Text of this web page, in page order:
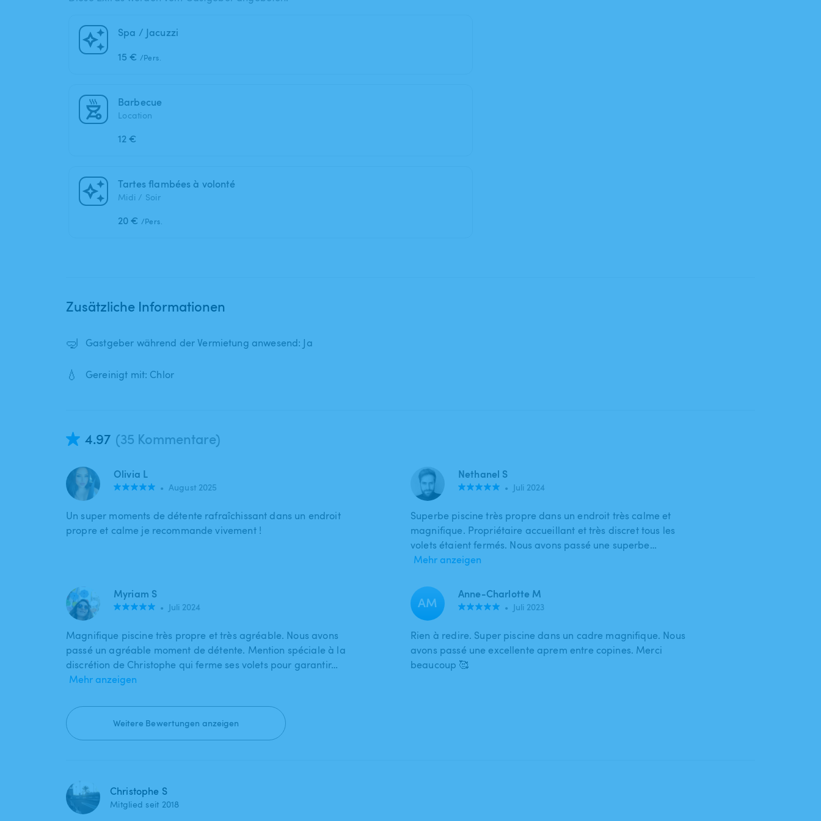
Spa / Jacuzzi
15 € /Pers.
Barbecue
Location
12 €
Tartes flambées à volonté
Midi / Soir
20 € /Pers.
Zusätzliche Informationen
🤿 Gastgeber während der Vermietung anwesend: Ja
💧 Gereinigt mit: Chlor
4.97 (35 Kommentare)
Olivia L
• August 2025
Un super moments de détente rafraîchissant dans un endroit
propre et calme je recommande vivement !
Nethanel S
• Juli 2024
Superbe piscine très propre dans un endroit très calme et
magnifique. Propriétaire accueillant et très discret tous les
volets étaient fermés. Nous avons passé une superbe…
Mehr anzeigen
Myriam S
• Juli 2024
Magnifique piscine très propre et très agréable. Nous avons
passé un agréable moment de détente. Mention spéciale à la
discrétion de Christophe qui ferme ses volets pour garantir…
Mehr anzeigen
AM Anne-Charlotte M
• Juli 2023
Rien à redire. Super piscine dans un cadre magnifique. Nous
avons passé une excellente aprem entre copines. Merci
beaucoup 🥰
Weitere Bewertungen anzeigen
Christophe S
Mitglied seit 2018